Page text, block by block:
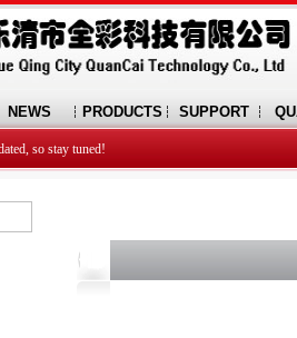
NEWS PRODUCTS SUPPORT
so stay tuned!